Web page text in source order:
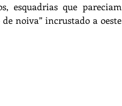
esquadrias que pareciam
noiva” incrustado a oeste